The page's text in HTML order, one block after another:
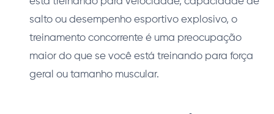
salto ou desempenho esportivo explosivo, o
treinamento concorrente é uma preocupação
maior do que se você está treinando para força
geral ou tamanho muscular.